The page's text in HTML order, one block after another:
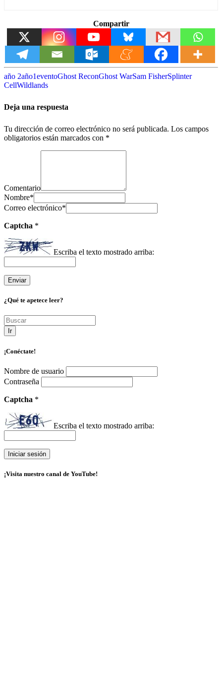
Compartir
año 2año1eventoGhost ReconGhost WarSam FisherSplinter
CellWildlands
Deja una respuesta
Tu dirección de correo electrónico no será publicada. Los campos
obligatorios están marcados con *
Comentario
Nombre*
Correo electrónico*
Captcha *
Escriba el texto mostrado arriba:
¿Qué te apetece leer?
Ir
¡Conéctate!
Nombre de usuario
Contraseña
Captcha *
Escriba el texto mostrado arriba:
¡Visita nuestro canal de YouTube!